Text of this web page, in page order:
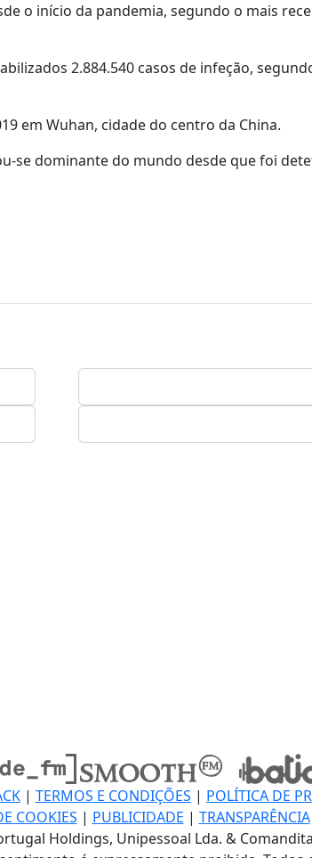
o início da pandemia, segundo o mais
2.884.540 casos de infeção,
em Wuhan, cidade do centro da China.
se dominante do mundo desde que foi
| TERMOS E CONDIÇÕES | POLÍTICA DE
COOKIES | PUBLICIDADE | TRANSPARÊNCIA
Holdings, Unipessoal Lda. &